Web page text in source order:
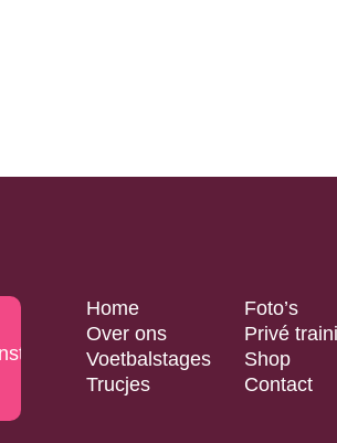
Home
Over ons
Voetbalstages
Trucjes
Foto’s
Privé
Shop
Contact